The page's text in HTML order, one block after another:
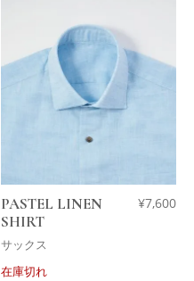
PASTEL LINEN
SHIRT
サックス
¥7,600
在庫切れ